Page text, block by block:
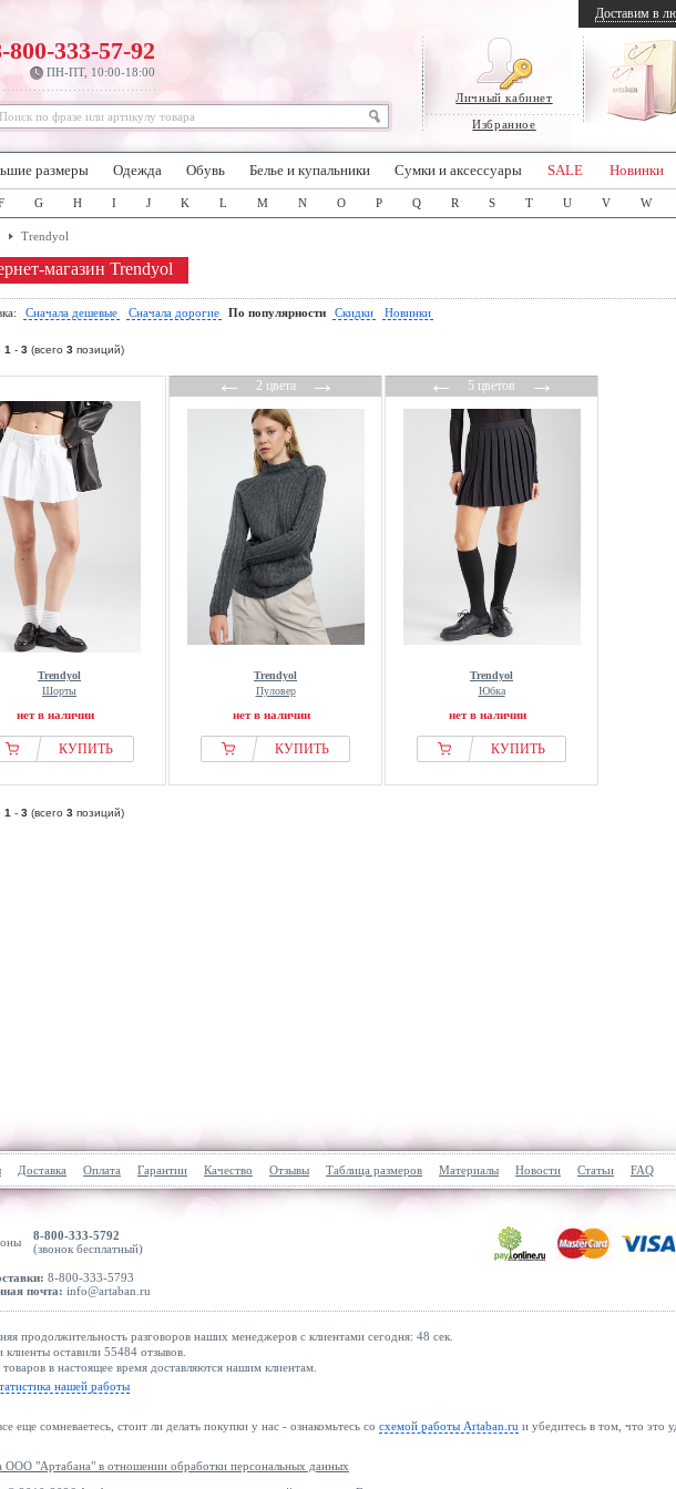
Личный кабинет
Избранное
800-333-57-92
ПН-ПТ, 10:00-18:00
Доставим в
размеры Одежда Обувь Белье и купальники Сумки и аксессуары SALE Новинки
G H I J K L M N O P Q R S T U V W
Trendyol
магазин Trendyol
Сначала дешевые Сначала дорогие По популярности Скидки Новинки
1 - 3 (всего 3 позиций)
Trendyol
Шорты
нет в наличии
КУПИТЬ
←2 цвета→
Trendyol
Пуловер
нет в наличии
КУПИТЬ
←5 цветов→
Trendyol
Юбка
нет в наличии
КУПИТЬ
1 - 3 (всего 3 позиций)
Доставка Оплата Гарантии Качество Отзывы Таблица размеров Материалы Новости Статьи FAQ
8-800-333-5792
(звонок бесплатный)
8-800-333-5793
почта: info@artaban.ru
продолжительность разговоров наших менеджеров с клиентами сегодня: 48 сек.
оставили 55484 отзывов.
в настоящее время доставляются нашим клиентам.
нашей работы
еще сомневаетесь, стоит ли делать покупки у нас - ознакомьтесь со схемой работы Artaban.ru и убедитесь в том, что это
ООО "Артабана" в отношении обработки персональных данных